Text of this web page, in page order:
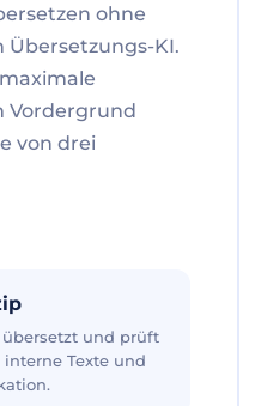
ohne
KI.
Vordergrund
von drei
und prüft
Texte und